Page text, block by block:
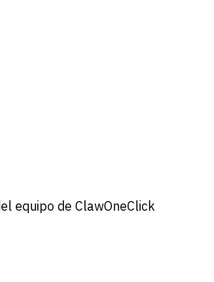
equipo de ClawOneClick